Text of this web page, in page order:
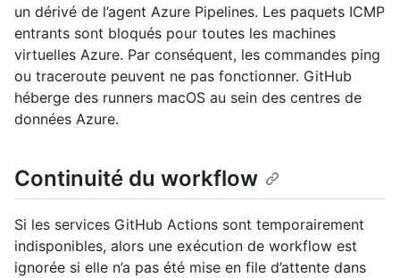
un dérivé de l’agent Azure Pipelines. Les paquets ICMP
entrants sont bloqués pour toutes les machines
virtuelles Azure. Par conséquent, les commandes ping
ou traceroute peuvent ne pas fonctionner. GitHub
héberge des runners macOS au sein des centres de
données Azure.
Continuité du workflow
Si les services GitHub Actions sont temporairement
indisponibles, alors une exécution de workflow est
ignorée si elle n’a pas été mise en file d’attente dans